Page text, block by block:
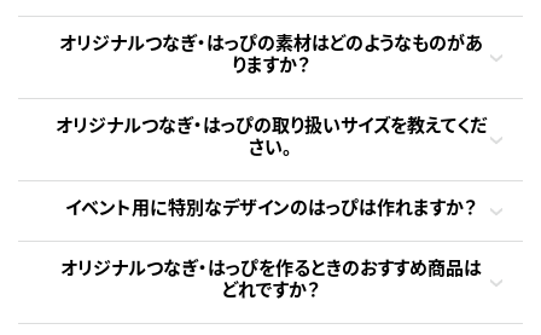
オリジナルつなぎ・はっぴの素材はどのようなものがあ
りますか？
オリジナルつなぎ・はっぴの取り扱いサイズを教えてくだ
さい。
イベント用に特別なデザインのはっぴは作れますか？
オリジナルつなぎ・はっぴを作るときのおすすめ商品は
どれですか？